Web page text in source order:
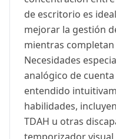
de escritorio es
mejorar la gestión
mientras completan
Necesidades
analógico de
entendido
habilidades,
TDAH u otras
temporizador